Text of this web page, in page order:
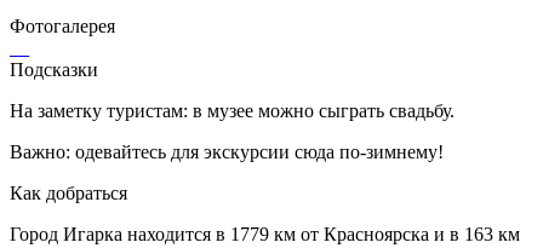
Фотогалерея
Подсказки
На заметку туристам: в музее можно сыграть свадьбу.
Важно: одевайтесь для экскурсии сюда по-зимнему!
Как добраться
Город Игарка находится в 1779 км от Красноярска и в 163 км